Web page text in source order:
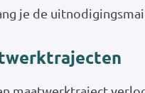
je de